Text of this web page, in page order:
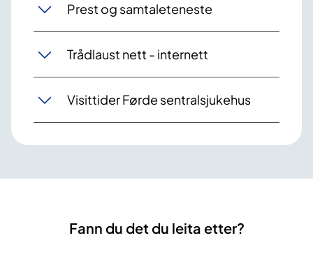
Prest og samtaleteneste
Trådlaust nett - internett
Visittider Førde sentralsjukehus
Fann du det du leita etter?